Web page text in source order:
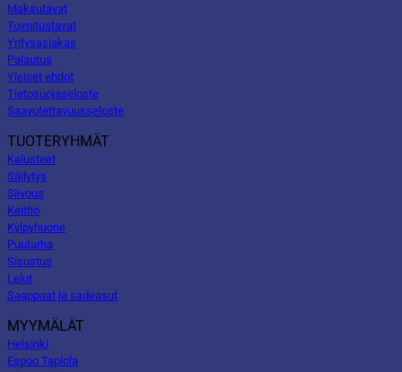
Maksutavat
Toimitustavat
Yritysasiakas
Palautus
Yleiset ehdot
Tietosuojaseloste
Saavutettavuusseloste
TUOTERYHMÄT
Kalusteet
Säilytys
Siivous
Keittiö
Kylpyhuone
Puutarha
Sisustus
Lelut
Saappaat ja sadeasut
MYYMÄLÄT
Helsinki
Espoo Tapiola